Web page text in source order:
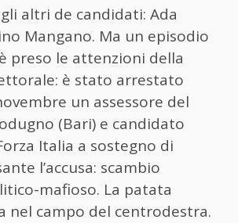
altri de candidati: Ada
Mangano. Ma un episodio
preso le attenzioni della
è stato arrestato
un assessore del
(Bari) e candidato
Italia a sostegno di
l’accusa: scambio
mafioso. La patata
nel campo del centrodestra.